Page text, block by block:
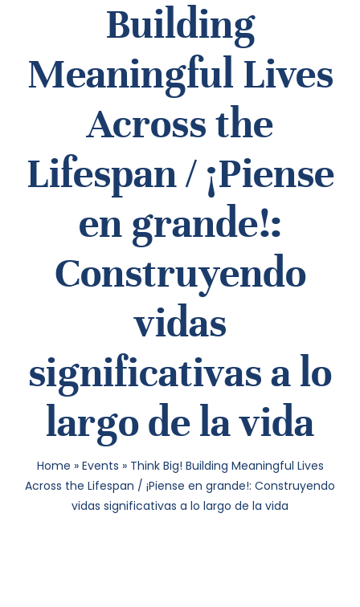
FOR:
Building
Meaningful Lives
Across the
Lifespan / ¡Piense
en grande!:
Construyendo
vidas
significativas a lo
largo de la vida
Home » Events » Think Big! Building Meaningful Lives
Across the Lifespan / ¡Piense en grande!: Construyendo
vidas significativas a lo largo de la vida